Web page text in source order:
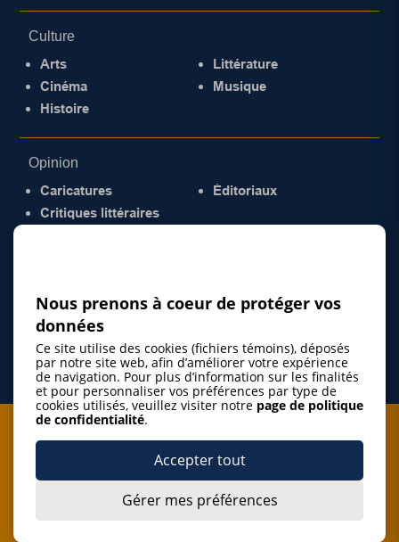
Culture
Arts
Cinéma
Histoire
Littérature
Musique
Opinion
Caricatures
Critiques littéraires
Éditoriaux
Je m'abonne à l'infolettre
J’accepte de m’abonner à l’infolettre de La Gazette de la
Nous prenons à coeur de protéger vos
données
Ce site utilise des cookies (fichiers témoins), déposés
par notre site web, afin d’améliorer votre expérience
de navigation. Pour plus d’information sur les finalités
et pour personnaliser vos préférences par type de
cookies utilisés, veuillez visiter notre page de politique
de confidentialité.
Accepter tout
Gérer mes préférences